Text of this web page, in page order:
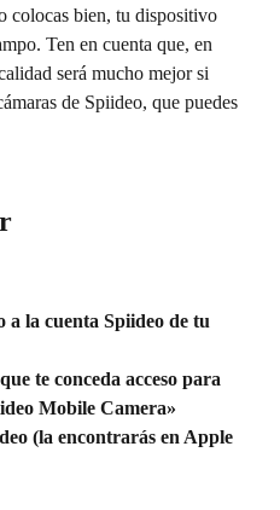
colocas bien, tu dispositivo
Ten en cuenta que, en
será mucho mejor si
de Spiideo, que puedes
a la cuenta Spiideo de tu
te conceda acceso para
Mobile Camera»
(la encontrarás en Apple